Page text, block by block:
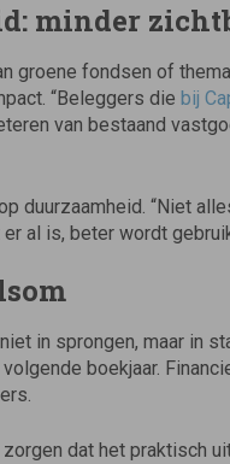
minder
groene fondsen of
“Beleggers die bij
van bestaand
duurzaamheid. “Niet
al is, beter wordt
in sprongen, maar in
boekjaar.
dat het praktisch